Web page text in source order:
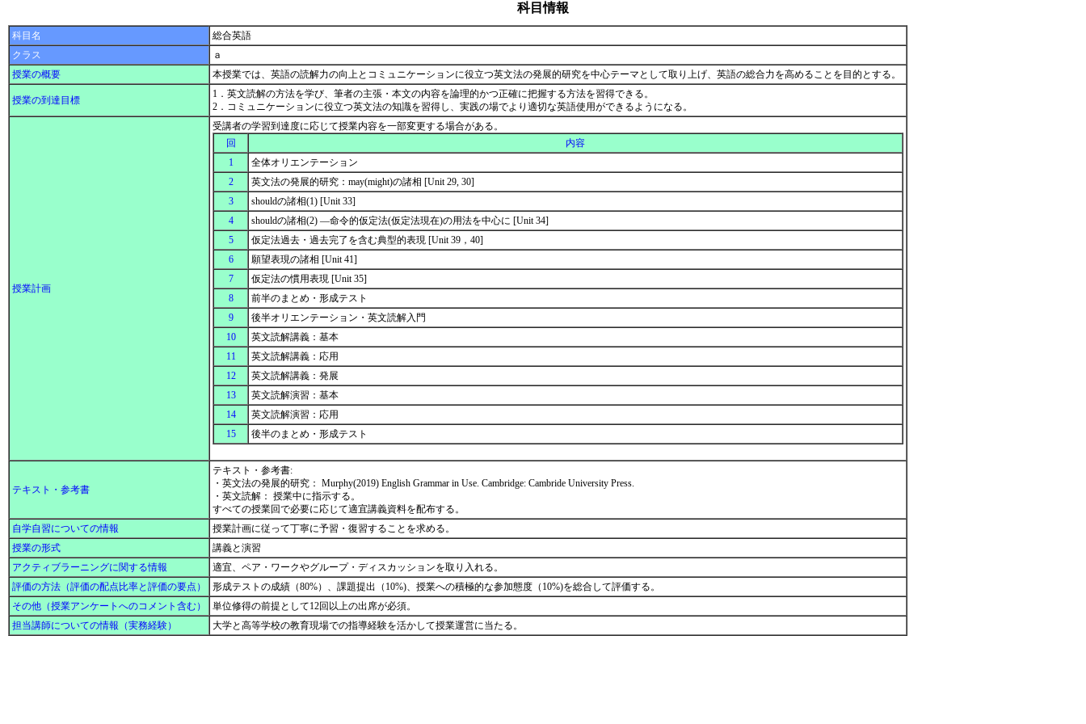
科目情報
科目名
総合英語
クラス
ａ
授業の概要
本授業では、英語の読解力の向上とコミュニケーションに役立つ英文法の発展的研究を中心テーマとして取り上げ、英語の総合力を高めることを目的とする。
授業の到達目標
1．英文読解の方法を学び、筆者の主張・本文の内容を論理的かつ正確に把握する方法を習得できる。
2．コミュニケーションに役立つ英文法の知識を習得し、実践の場でより適切な英語使用ができるようになる。
授業計画
受講者の学習到達度に応じて授業内容を一部変更する場合がある。
回
内容
1
全体オリエンテーション
2
英文法の発展的研究：may(might)の諸相 [Unit 29, 30]
3
shouldの諸相(1) [Unit 33]
4
shouldの諸相(2) ―命令的仮定法(仮定法現在)の用法を中心に [Unit 34]
5
仮定法過去・過去完了を含む典型的表現 [Unit 39，40]
6
願望表現の諸相 [Unit 41]
7
仮定法の慣用表現 [Unit 35]
8
前半のまとめ・形成テスト
9
後半オリエンテーション・英文読解入門
10
英文読解講義：基本
11
英文読解講義：応用
12
英文読解講義：発展
13
英文読解演習：基本
14
英文読解演習：応用
15
後半のまとめ・形成テスト
テキスト・参考書
テキスト・参考書:
・英文法の発展的研究： Murphy(2019) English Grammar in Use. Cambridge: Cambride University Press.
・英文読解： 授業中に指示する。
すべての授業回で必要に応じて適宜講義資料を配布する。
自学自習についての情報
授業計画に従って丁寧に予習・復習することを求める。
授業の形式
講義と演習
アクティブラーニングに関する情報
適宜、ペア・ワークやグループ・ディスカッションを取り入れる。
評価の方法（評価の配点比率と評価の要点）
形成テストの成績（80%）、課題提出（10%)、授業への積極的な参加態度（10%)を総合して評価する。
その他（授業アンケートへのコメント含む）
単位修得の前提として12回以上の出席が必須。
担当講師についての情報（実務経験）
大学と高等学校の教育現場での指導経験を活かして授業運営に当たる。